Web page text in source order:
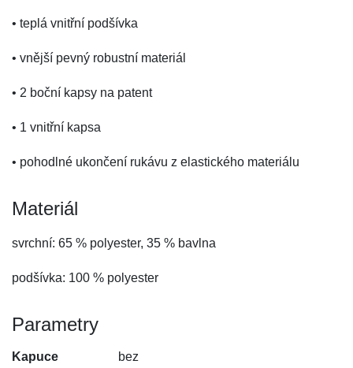
• teplá vnitřní podšívka
• vnější pevný robustní materiál
• 2 boční kapsy na patent
• 1 vnitřní kapsa
• pohodlné ukončení rukávu z elastického materiálu
Materiál
svrchní: 65 % polyester, 35 % bavlna
podšívka: 100 % polyester
Parametry
Kapuce bez